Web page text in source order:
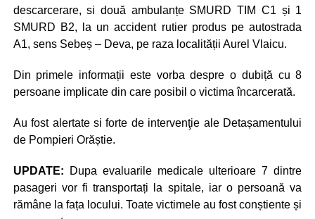
descarcerare, si două ambulanțe SMURD TIM C1 și 1
SMURD B2, la un accident rutier produs pe autostrada
A1, sens Sebeș – Deva, pe raza localității Aurel Vlaicu.
Din primele informații este vorba despre o dubiță cu 8
persoane implicate din care posibil o victima încarcerată.
Au fost alertate si forte de intervenţie ale Detașamentului
de Pompieri Orăștie.
UPDATE: Dupa evaluarile medicale ulterioare 7 dintre
pasageri vor fi transportați la spitale, iar o persoană va
rămâne la fața locului. Toate victimele au fost conștiente și